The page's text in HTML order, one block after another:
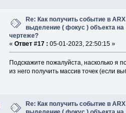
Re: Как получить событие в ARX
выделение ( фокус ) объекта на
чертеже?
« Ответ #17 : 05-01-2023, 22:50:15 »
Подскажите пожалуйста, насколько я
из него получить массив точек (если
Re: Как получить событие в ARX